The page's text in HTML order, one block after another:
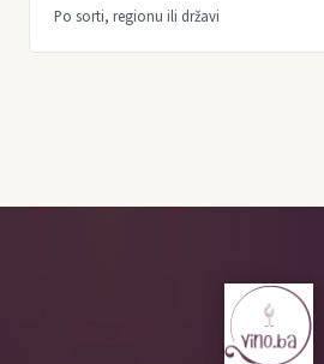
Po sorti, regionu ili državi